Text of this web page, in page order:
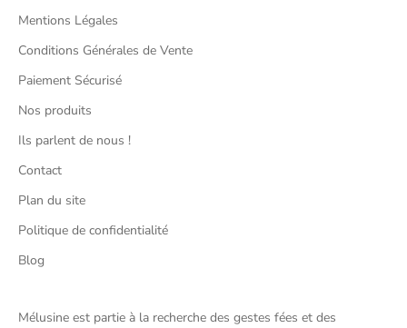
Mentions Légales
Conditions Générales de Vente
Paiement Sécurisé
Nos produits
Ils parlent de nous !
Contact
Plan du site
Politique de confidentialité
Blog
Mélusine est partie à la recherche des gestes fées et des